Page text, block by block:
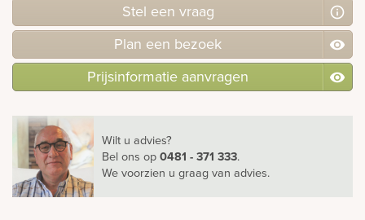
Stel een vraag
Plan een bezoek
Prijsinformatie aanvragen
Wilt u advies?
Bel ons op0481 - 371 333.
We voorzien u graag van advies.